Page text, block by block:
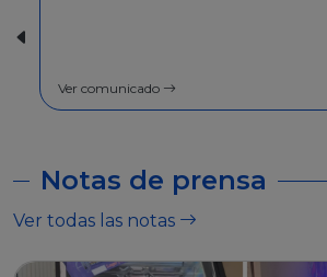
Ver comunicado
Notas de prensa
Ver todas las notas